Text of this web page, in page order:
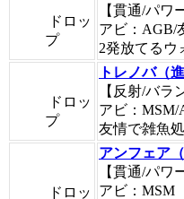
ドロッ
プ
【貫通/パワ
アビ：AGB/
2発放てるウ
ドロッ
プ
トレノバ（進
【反射/バラ
アビ：MSM/
友情で雑魚
ドロッ
アンフェア
【貫通/パワ
アビ：MSM